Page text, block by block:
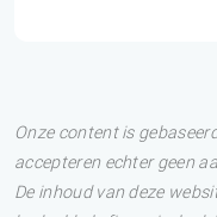
Onze content is
accepteren echter geen
De inhoud van deze